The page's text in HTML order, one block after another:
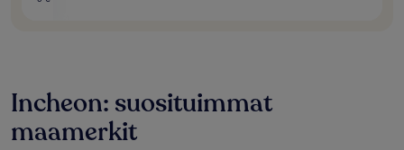
Incheon: suosituimmat
maamerkit